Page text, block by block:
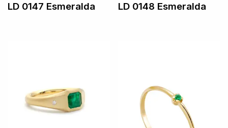
LD 0147 Esmeralda LD 0148 Esmeralda